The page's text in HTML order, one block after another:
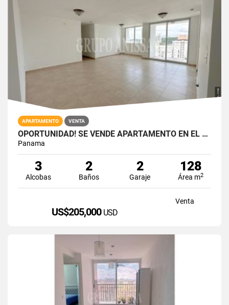
APARTAMENTO VENTA
OPORTUNIDAD! SE VENDE APARTAMENTO EN EL CANGREJO
Panama
3
Alcobas
2
Baños
2
Garaje
128
Área m2
Venta
US$205,000 USD